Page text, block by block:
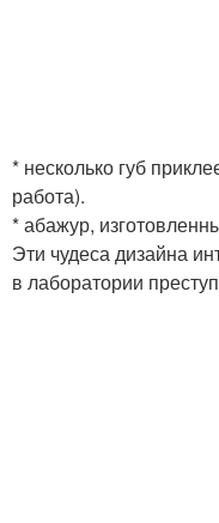
* несколько губ
работа).
* абажур,
Эти чудеса дизайна
в лаборатории